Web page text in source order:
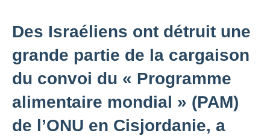
Des Israéliens ont détruit une
grande partie de la cargaison
du convoi du « Programme
alimentaire mondial » (PAM)
de l’ONU en Cisjordanie, a